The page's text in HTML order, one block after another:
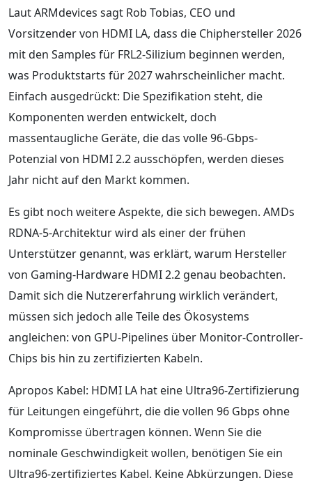
Laut ARMdevices sagt Rob Tobias, CEO und
Vorsitzender von HDMI LA, dass die Chiphersteller 2026
mit den Samples für FRL2-Silizium beginnen werden,
was Produktstarts für 2027 wahrscheinlicher macht.
Einfach ausgedrückt: Die Spezifikation steht, die
Komponenten werden entwickelt, doch
massentaugliche Geräte, die das volle 96-Gbps-
Potenzial von HDMI 2.2 ausschöpfen, werden dieses
Jahr nicht auf den Markt kommen.
Es gibt noch weitere Aspekte, die sich bewegen. AMDs
RDNA-5-Architektur wird als einer der frühen
Unterstützer genannt, was erklärt, warum Hersteller
von Gaming-Hardware HDMI 2.2 genau beobachten.
Damit sich die Nutzererfahrung wirklich verändert,
müssen sich jedoch alle Teile des Ökosystems
angleichen: von GPU-Pipelines über Monitor-Controller-
Chips bis hin zu zertifizierten Kabeln.
Apropos Kabel: HDMI LA hat eine Ultra96-Zertifizierung
für Leitungen eingeführt, die die vollen 96 Gbps ohne
Kompromisse übertragen können. Wenn Sie die
nominale Geschwindigkeit wollen, benötigen Sie ein
Ultra96-zertifiziertes Kabel. Keine Abkürzungen. Diese